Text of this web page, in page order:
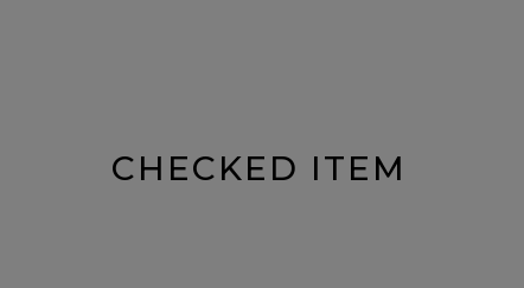
CHECKED ITEM